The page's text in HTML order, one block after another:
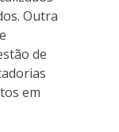
Outra
de
em